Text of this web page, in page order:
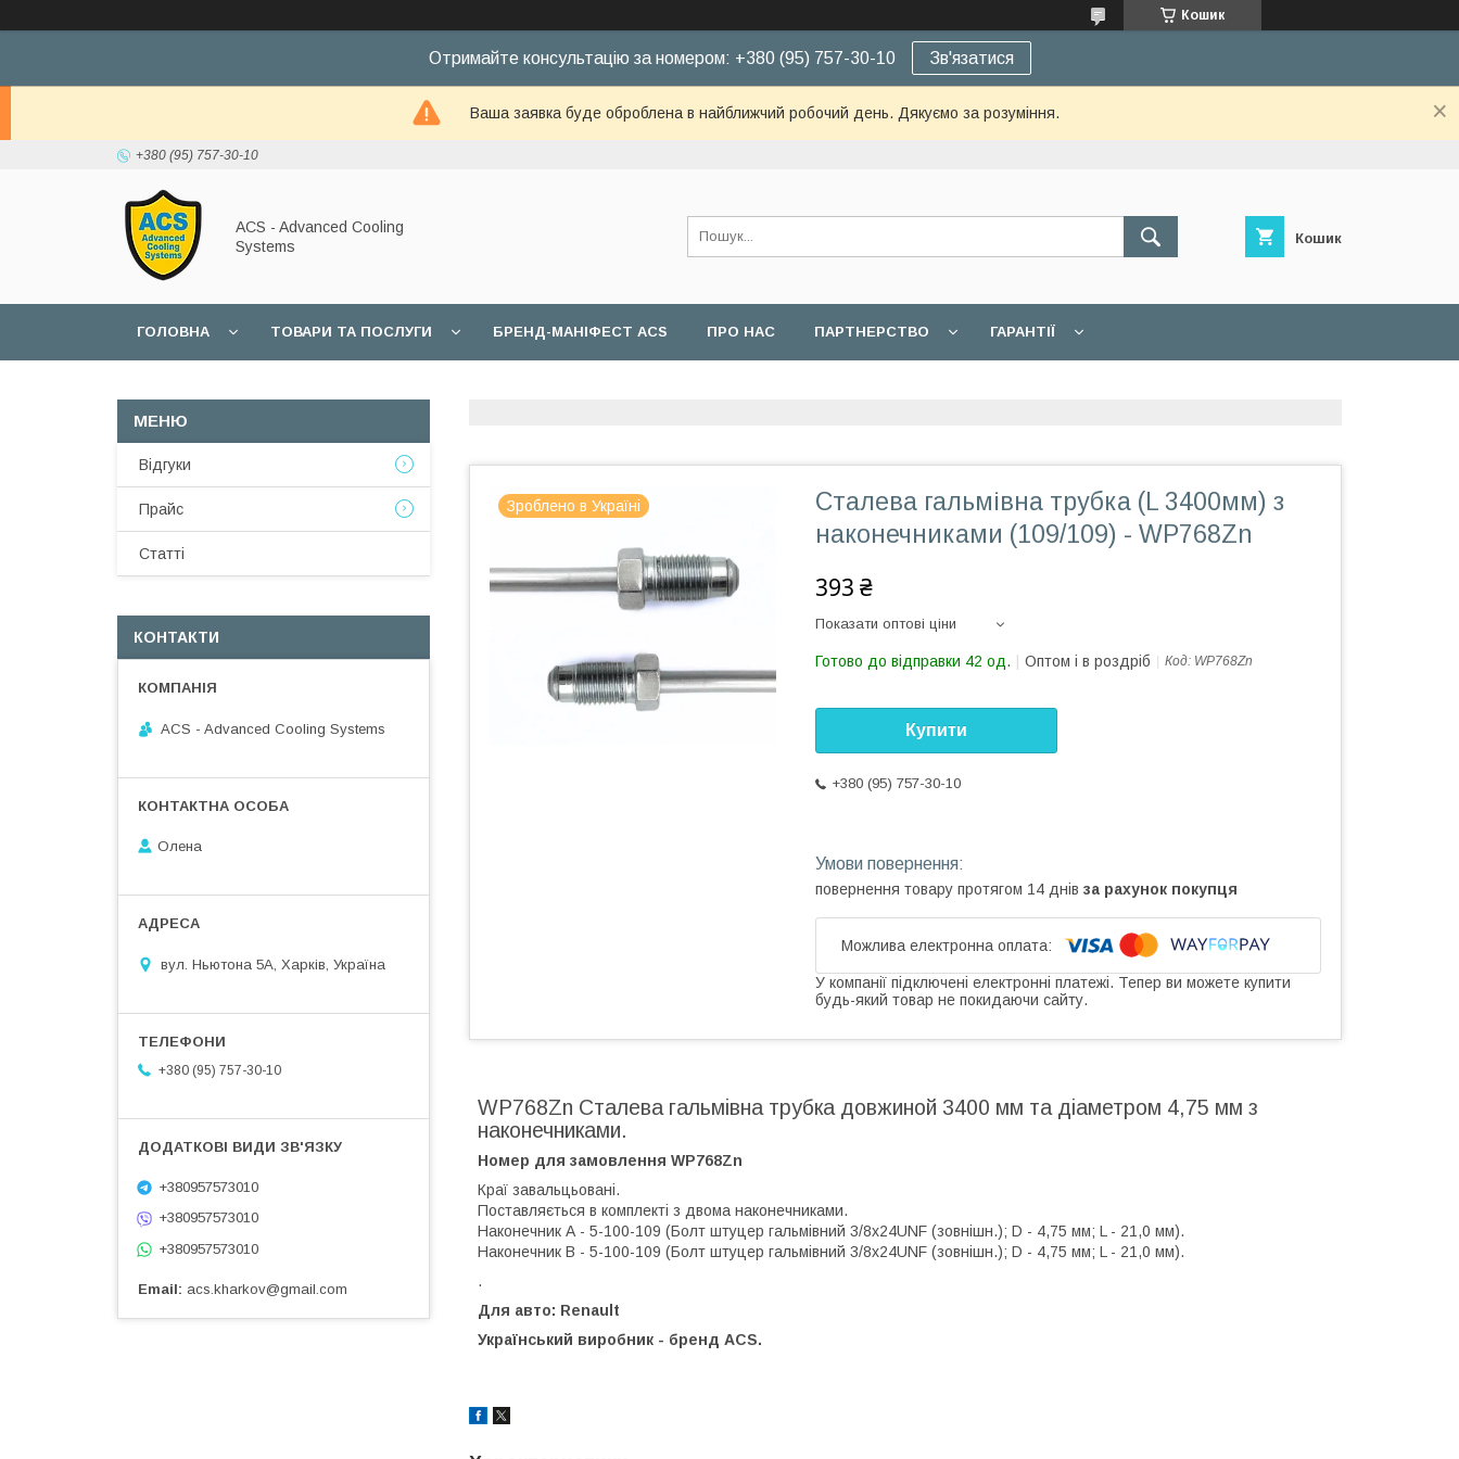
Кошик
Отримайте консультацію за номером: +380 (95) 757-30-10 Зв'язатися
Ваша заявка буде оброблена в найближчий робочий день. Дякуємо за розуміння.
+380 (95) 757-30-10
ACS - Advanced Cooling
Systems
Кошик
ГОЛОВНА ТОВАРИ ТА ПОСЛУГИ БРЕНД-МАНІФЕСТ ACS ПРО НАС ПАРТНЕРСТВО ГАРАНТІЇ
Зроблено в Україні
Сталева гальмівна трубка (L 3400мм) з
наконечниками (109/109) - WP768Zn
393 ₴
Показати оптові ціни
Готово до відправки 42 од. Оптом і в роздріб Код: WP768Zn
Купити
+380 (95) 757-30-10
повернення товару протягом 14 днів за рахунок покупця
У компанії підключені електронні платежі. Тепер ви можете купити
будь-який товар не покидаючи сайту.
WP768Zn Сталева гальмівна трубка довжиной 3400 мм та діаметром 4,75 мм з
наконечниками.
Номер для замовлення WP768Zn
Краї завальцьовані.
Поставляється в комплекті з двома наконечниками.
Наконечник А - 5-100-109 (Болт штуцер гальмівний 3/8х24UNF (зовнішн.); D - 4,75 мм; L - 21,0 мм).
Наконечник В - 5-100-109 (Болт штуцер гальмівний 3/8х24UNF (зовнішн.); D - 4,75 мм; L - 21,0 мм).
.
Для авто: Renault
Український виробник - бренд ACS.
Відгуки
Прайс
Статті
КОНТАКТИ
ACS - Advanced Cooling Systems
Олена
вул. Ньютона 5А, Харків, Україна
+380 (95) 757-30-10
+380957573010
+380957573010
+380957573010
Email acs.kharkov@gmail.com